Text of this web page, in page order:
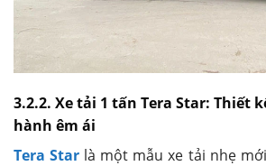
3.2.2. Xe tải 1 tấn Tera Star: Thiết
hành êm ái
Tera Star là một mẫu xe tải nhẹ